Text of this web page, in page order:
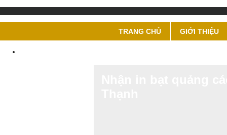
TRANG CHỦ GIỚI THIỆU